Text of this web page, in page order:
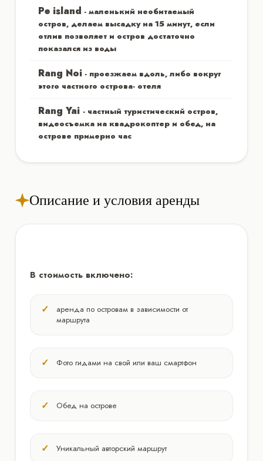
Pe island - маленький необитаемый
остров, делаем высадку на 15 минут, если
отлив позволяет и остров достаточно
показался из воды
Rang Noi - проезжаем вдоль, либо вокруг
этого частного острова- отеля
Rang Yai - частный туристический остров,
видеосъемка нa квадрокоптер и обед, на
острове примерно час
Описание и условия аренды
В стоимость включено:
аренда по островам в зависимости от
маршрута
Фото гидами на свой или ваш смартфон
Обед на острове
Уникальный авторский маршрут